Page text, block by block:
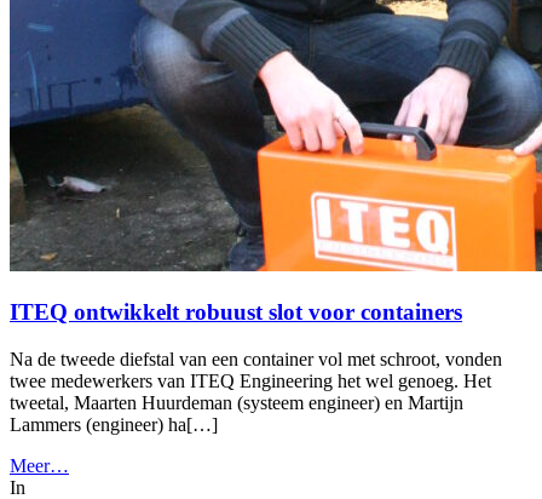
ITEQ ontwikkelt robuust slot voor containers
Na de tweede diefstal van een container vol met schroot, vonden
twee medewerkers van ITEQ Engineering het wel genoeg. Het
tweetal, Maarten Huurdeman (systeem engineer) en Martijn
Lammers (engineer) ha[…]
Meer…
In